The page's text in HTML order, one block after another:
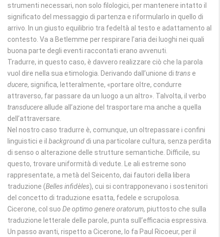
strumenti necessari, non solo filologici, per mantenere intatto il
significato del messaggio di partenza e riformularlo in quello di
arrivo. In un giusto equilibrio tra fedeltà al testo e adattamento al
contesto. Va a Betlemme per respirare l’aria dei luoghi nei quali
buona parte degli eventi raccontati erano avvenuti.
Tradurre, in questo caso, è davvero realizzare ciò che la parola
vuol dire nella sua etimologia. Derivando dall’unione di trans e
ducere, significa, letteralmente, «portare oltre, condurre
attraverso, far passare da un luogo a un altro». Talvolta, il verbo
transducere allude all’azione del trasportare ma anche a quella
dell’attraversare.
Nel nostro caso tradurre è, comunque, un oltrepassare i confini
linguistici e il background di una particolare cultura, senza perdita
di senso o alterazione delle strutture semantiche. Difficile, su
questo, trovare uniformità di vedute. Le ali estreme sono
rappresentate, a metà del Seicento, dai fautori della libera
traduzione (Belles infidèles), cui si contrapponevano i sostenitori
del concetto di traduzione esatta, fedele e scrupolosa.
Cicerone, col suo De optimo genere oratorum, piuttosto che sulla
traduzione letterale delle parole, punta sull’efficacia espressiva.
Un passo avanti, rispetto a Cicerone, lo fa Paul Ricoeur, per il